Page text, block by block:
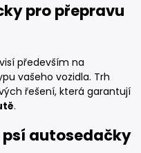
pro přepravu
především na
vašeho vozidla. Trh
řešení, která garantují
.
psí autosedačky